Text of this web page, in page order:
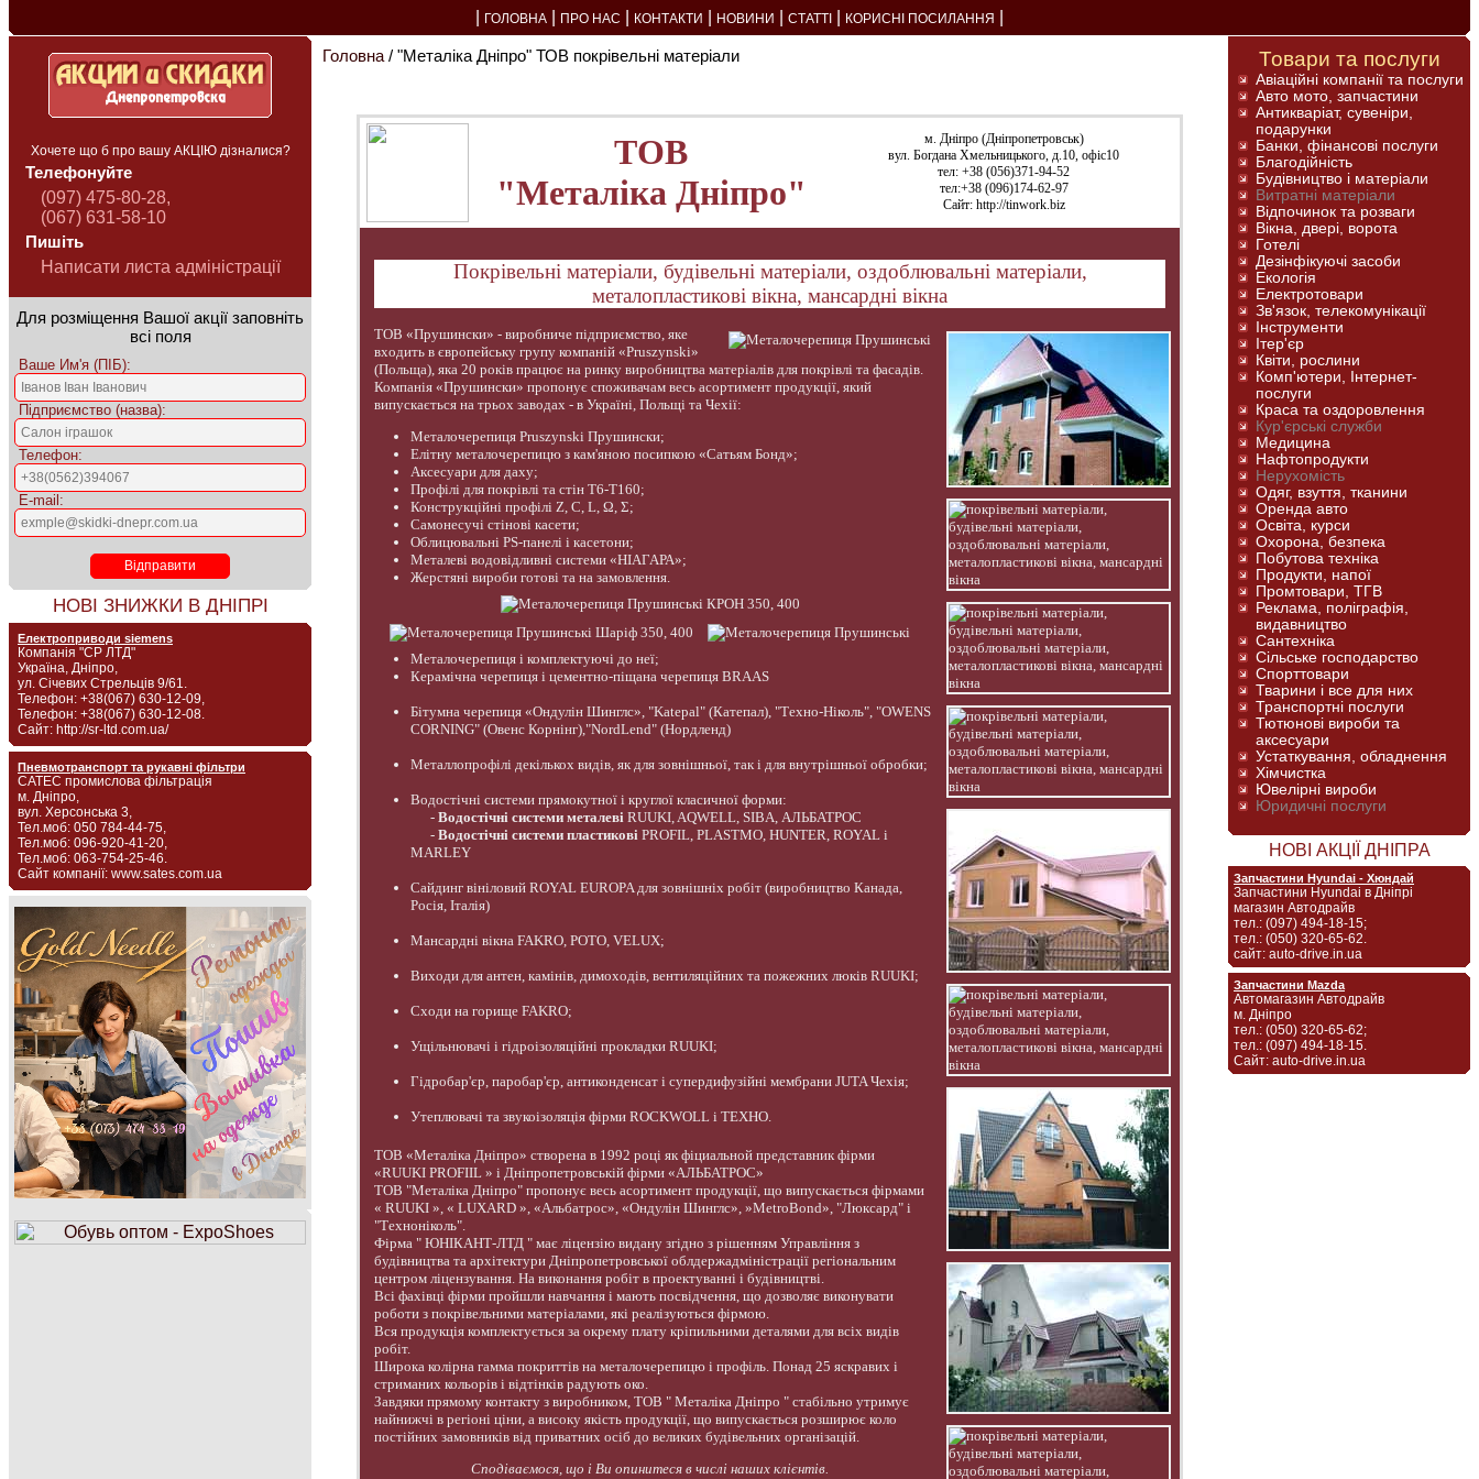
ГОЛОВНА ПРО НАС КОНТАКТИ НОВИНИ СТАТТІ КОРИСНІ ПОСИЛАННЯ
Хочете що б про вашу АКЦІЮ дізналися?
Телефонуйте
(097) 475-80-28,
(067) 631-58-10
Пишіть
Написати листа адміністрації
Для розміщення Вашої акції заповніть
всі поля
Ваше Им'я (ПІБ):
Підприємство (назва):
Телефон:
E-mail:
НОВІ ЗНИЖКИ В ДНІПРІ
Електроприводи siemens
Компанія "СР ЛТД"
Україна, Дніпро,
ул. Січевих Стрельців 9/61.
Телефон: +38(067) 630-12-09,
Телефон: +38(067) 630-12-08.
Сайт: http://sr-ltd.com.ua/
Пневмотранспорт та рукавні фільтри
САТЕС промислова фільтрація
м. Дніпро,
вул. Херсонська 3,
Тел.моб: 050 784-44-75,
Тел.моб: 096-920-41-20,
Тел.моб: 063-754-25-46.
Сайт компанії: www.sates.com.ua
Головна / "Металіка Дніпро" ТОВ покрівельні матеріали
ТОВ
"Металіка Дніпро"
м. Дніпро (Дніпропетровськ)
вул. Богдана Хмельницького, д.10, офіс10
тел: +38 (056)371-94-52
тел:+38 (096)174-62-97
Сайт: http://tinwork.biz
Покрівельні матеріали, будівельні матеріали, оздоблювальні матеріали,
металопластикові вікна, мансардні вікна
ТОВ «Прушински» - виробниче підприємство, яке
входить в європейську групу компаній «Pruszynski»
(Польща), яка 20 років працює на ринку виробництва матеріалів для покрівлі та фасадів.
Компанія «Прушински» пропонує споживачам весь асортимент продукції, який
випускається на трьох заводах - в Україні, Польщі та Чехії:
Металочерепиця Pruszynski Прушински;
Елітну металочерепицю з кам'яною посипкою «Сатьям Бонд»;
Аксесуари для даху;
Профілі для покрівлі та стін Т6-Т160;
Конструкційні профілі Z, C, L, Ω, Σ;
Самонесучі стінові касети;
Облицювальні PS-панелі і касетони;
Металеві водовідливні системи «НІАГАРА»;
Жерстяні вироби готові та на замовлення.
Металочерепиця і комплектуючі до неї;
Керамічна черепиця і цементно-піщана черепиця BRAAS
Бітумна черепиця «Ондулін Шинглс», "Katepal" (Катепал), "Техно-Ніколь", "OWENS
CORNING" (Овенс Корнінг),"NordLend" (Нордленд)
Металлопрофілі декількох видів, як для зовнішньої, так і для внутрішньої обробки;
Водостічні системи прямокутної і круглої класичної форми:
- Водостічні системи металеві RUUKI, AQWELL, SIBA, АЛЬБАТРОС
- Водостічні системи пластикові PROFIL, PLASTMO, HUNTER, ROYAL і
MARLEY
Сайдинг вініловий ROYAL EUROPA для зовнішніх робіт (виробництво Канада,
Росія, Італія)
Мансардні вікна FAKRO, POTO, VELUX;
Виходи для антен, камінів, димоходів, вентиляційних та пожежних люків RUUKI;
Сходи на горище FAKRO;
Ущільнювачі і гідроізоляційні прокладки RUUKI;
Гідробар'єр, паробар'єр, антиконденсат і супердифузійні мембрани JUTA Чехія;
Утеплювачі та звукоізоляція фірми ROCKWOLL і ТЕХНО.
ТОВ «Металіка Дніпро» створена в 1992 році як фіциальной представник фірми
«RUUKI PROFIIL » і Дніпропетровській фірми «АЛЬБАТРОС»
ТОВ "Металіка Дніпро" пропонує весь асортимент продукції, що випускається фірмами
« RUUKI », « LUXARD », «Альбатрос», «Ондулін Шинглс», »MetroBond», "Люксард" і
"Техноніколь".
Фірма " ЮНІКАНТ-ЛТД " має ліцензію видану згідно з рішенням Управління з
будівництва та архітектури Дніпропетровської облдержадміністрації регіональним
центром ліцензування. На виконання робіт в проектуванні і будівництві.
Всі фахівці фірми пройшли навчання і мають посвідчення, що дозволяє виконувати
роботи з покрівельними матеріалами, які реалізуються фірмою.
Вся продукція комплектується за окрему плату кріпильними деталями для всіх видів
робіт.
Широка колірна гамма покриттів на металочерепицю і профіль. Понад 25 яскравих і
стриманих кольорів і відтінків радують око.
Завдяки прямому контакту з виробником, ТОВ " Металіка Дніпро " стабільно утримує
найнижчі в регіоні ціни, а високу якість продукції, що випускається розширює коло
постійних замовників від приватних осіб до великих будівельних організацій.
Сподіваємося, що і Ви опинитеся в числі наших клієнтів.
Товари та послуги
Авіаційні компанії та послуги
Авто мото, запчастини
Антикваріат, сувеніри,
подарунки
Банки, фінансові послуги
Благодійність
Будівництво і матеріали
Витратні матеріали
Відпочинок та розваги
Вікна, двері, ворота
Готелі
Дезінфікуючі засоби
Екологія
Електротовари
Зв'язок, телекомунікації
Інструменти
Ітер'єр
Квіти, рослини
Комп'ютери, Інтернет-
послуги
Краса та оздоровлення
Кур'єрські служби
Медицина
Нафтопродукти
Нерухомість
Одяг, взуття, тканини
Оренда авто
Освіта, курси
Охорона, безпека
Побутова техніка
Продукти, напої
Промтовари, ТГВ
Реклама, поліграфія,
видавництво
Сантехніка
Сільське господарство
Спорттовари
Тварини і все для них
Транспортні послуги
Тютюнові вироби та
аксесуари
Устаткування, обладнення
Хімчистка
Ювелірні вироби
Юридичні послуги
НОВІ АКЦІЇ ДНІПРА
Запчастини Hyundai - Хюндай
Запчастини Hyundai в Дніпрі
магазин Автодрайв
тел.: (097) 494-18-15;
тел.: (050) 320-65-62.
сайт: auto-drive.in.ua
Запчастини Mazda
Автомагазин Автодрайв
м. Дніпро
тел.: (050) 320-65-62;
тел.: (097) 494-18-15.
Сайт: auto-drive.in.ua